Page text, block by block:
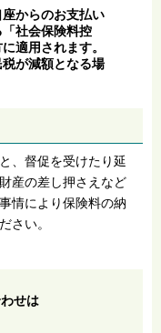
からのお支払い
社会保険料控
適用されます。
が減額となる場
、督促を受けたり延
産の差し押さえなど
情により保険料の納
さい。
せは